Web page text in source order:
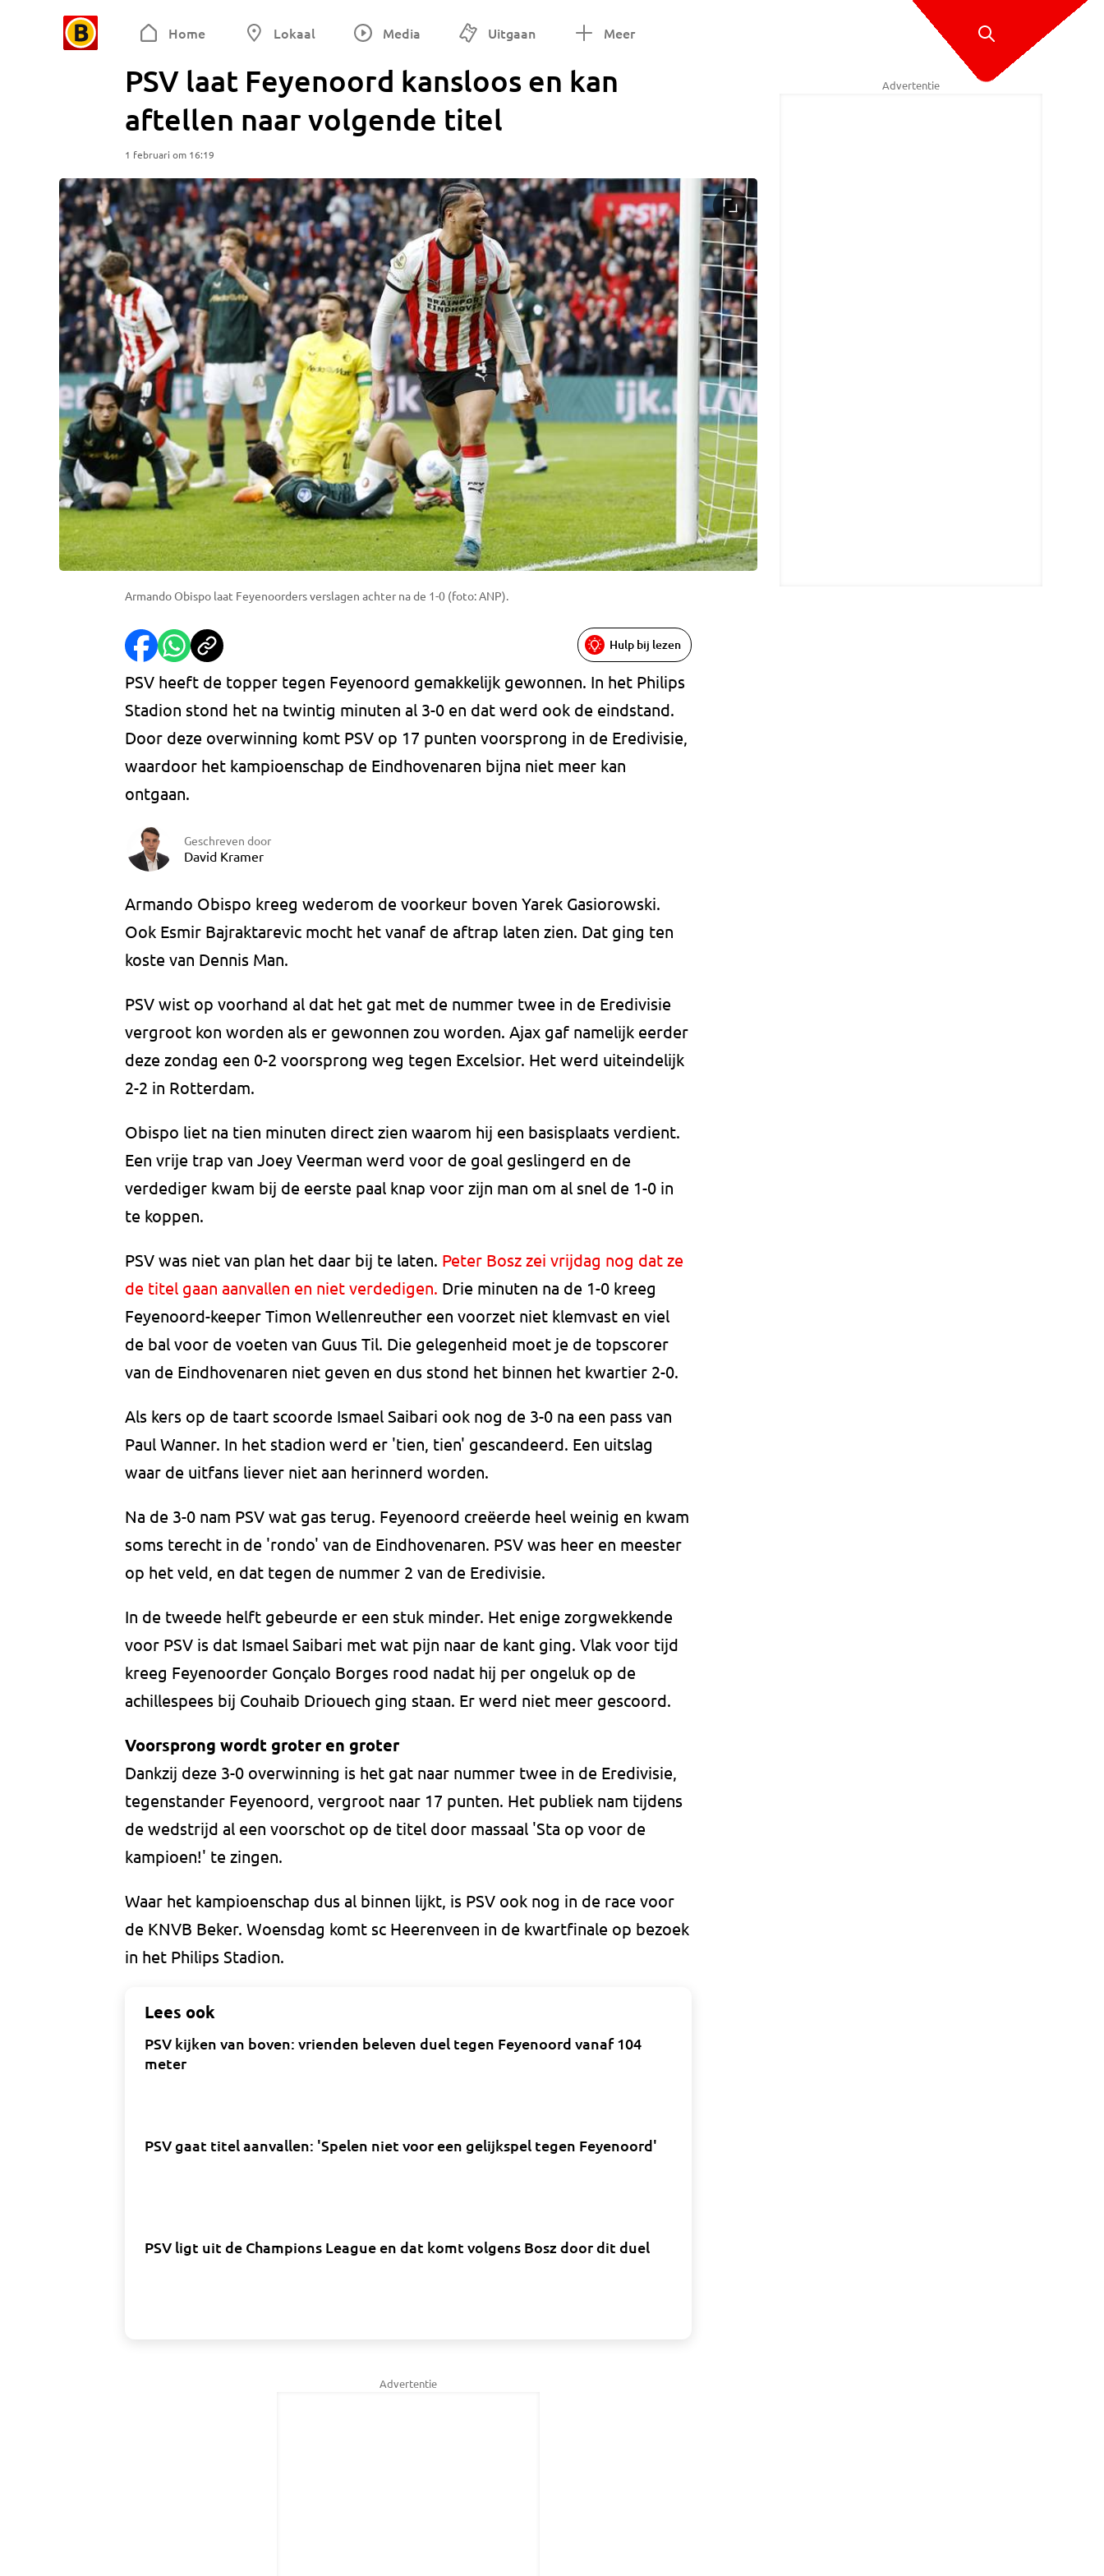
Home Lokaal Media Uitgaan Meer
PSV laat Feyenoord kansloos en kan
aftellen naar volgende titel
1 februari om 16:19
Armando Obispo laat Feyenoorders verslagen achter na de 1-0 (foto: ANP).
Hulp bij lezen
PSV heeft de topper tegen Feyenoord gemakkelijk gewonnen. In het Philips
Stadion stond het na twintig minuten al 3-0 en dat werd ook de eindstand.
Door deze overwinning komt PSV op 17 punten voorsprong in de Eredivisie,
waardoor het kampioenschap de Eindhovenaren bijna niet meer kan
ontgaan.
Geschreven door
David Kramer
Armando Obispo kreeg wederom de voorkeur boven Yarek Gasiorowski.
Ook Esmir Bajraktarevic mocht het vanaf de aftrap laten zien. Dat ging ten
koste van Dennis Man.
PSV wist op voorhand al dat het gat met de nummer twee in de Eredivisie
vergroot kon worden als er gewonnen zou worden. Ajax gaf namelijk eerder
deze zondag een 0-2 voorsprong weg tegen Excelsior. Het werd uiteindelijk
2-2 in Rotterdam.
Obispo liet na tien minuten direct zien waarom hij een basisplaats verdient.
Een vrije trap van Joey Veerman werd voor de goal geslingerd en de
verdediger kwam bij de eerste paal knap voor zijn man om al snel de 1-0 in
te koppen.
PSV was niet van plan het daar bij te laten. Peter Bosz zei vrijdag nog dat ze
de titel gaan aanvallen en niet verdedigen. Drie minuten na de 1-0 kreeg
Feyenoord-keeper Timon Wellenreuther een voorzet niet klemvast en viel
de bal voor de voeten van Guus Til. Die gelegenheid moet je de topscorer
van de Eindhovenaren niet geven en dus stond het binnen het kwartier 2-0.
Als kers op de taart scoorde Ismael Saibari ook nog de 3-0 na een pass van
Paul Wanner. In het stadion werd er 'tien, tien' gescandeerd. Een uitslag
waar de uitfans liever niet aan herinnerd worden.
Na de 3-0 nam PSV wat gas terug. Feyenoord creëerde heel weinig en kwam
soms terecht in de 'rondo' van de Eindhovenaren. PSV was heer en meester
op het veld, en dat tegen de nummer 2 van de Eredivisie.
In de tweede helft gebeurde er een stuk minder. Het enige zorgwekkende
voor PSV is dat Ismael Saibari met wat pijn naar de kant ging. Vlak voor tijd
kreeg Feyenoorder Gonçalo Borges rood nadat hij per ongeluk op de
achillespees bij Couhaib Driouech ging staan. Er werd niet meer gescoord.
Voorsprong wordt groter en groter
Dankzij deze 3-0 overwinning is het gat naar nummer twee in de Eredivisie,
tegenstander Feyenoord, vergroot naar 17 punten. Het publiek nam tijdens
de wedstrijd al een voorschot op de titel door massaal 'Sta op voor de
kampioen!' te zingen.
Waar het kampioenschap dus al binnen lijkt, is PSV ook nog in de race voor
de KNVB Beker. Woensdag komt sc Heerenveen in de kwartfinale op bezoek
in het Philips Stadion.
Lees ook
PSV kijken van boven: vrienden beleven duel tegen Feyenoord vanaf 104
meter
PSV gaat titel aanvallen: 'Spelen niet voor een gelijkspel tegen Feyenoord'
PSV ligt uit de Champions League en dat komt volgens Bosz door dit duel
Advertentie
Advertentie